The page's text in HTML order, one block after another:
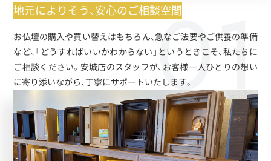
地元によりそう、安心のご相談空間
お仏壇の購入や買い替えはもちろん、急なご法要やご供養の準備
など、「どうすればいいかわからない」というときこそ、私たちに
ご相談ください。安城店のスタッフが、お客様一人ひとりの想い
に寄り添いながら、丁寧にサポートいたします。